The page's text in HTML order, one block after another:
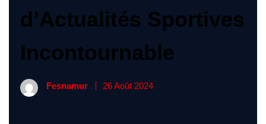
d’Actualités Sportives
Incontournable
Fesnamur 26 Août 2024